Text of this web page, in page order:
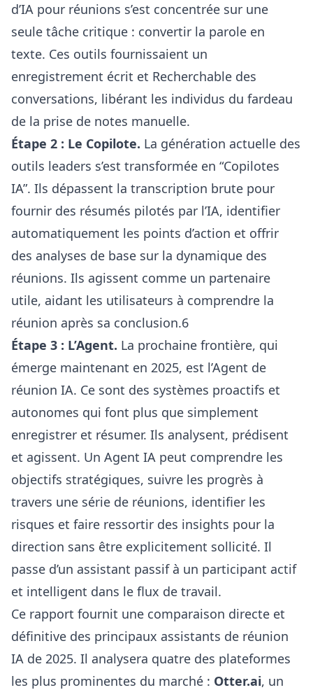
d’IA pour réunions s’est concentrée sur une
seule tâche critique : convertir la parole en
texte. Ces outils fournissaient un
enregistrement écrit et Recherchable des
conversations, libérant les individus du fardeau
de la prise de notes manuelle.
Étape 2 : Le Copilote. La génération actuelle des
outils leaders s’est transformée en “Copilotes
IA”. Ils dépassent la transcription brute pour
fournir des résumés pilotés par l’IA, identifier
automatiquement les points d’action et offrir
des analyses de base sur la dynamique des
réunions. Ils agissent comme un partenaire
utile, aidant les utilisateurs à comprendre la
réunion après sa conclusion.6
Étape 3 : L’Agent. La prochaine frontière, qui
émerge maintenant en 2025, est l’Agent de
réunion IA. Ce sont des systèmes proactifs et
autonomes qui font plus que simplement
enregistrer et résumer. Ils analysent, prédisent
et agissent. Un Agent IA peut comprendre les
objectifs stratégiques, suivre les progrès à
travers une série de réunions, identifier les
risques et faire ressortir des insights pour la
direction sans être explicitement sollicité. Il
passe d’un assistant passif à un participant actif
et intelligent dans le flux de travail.
Ce rapport fournit une comparaison directe et
définitive des principaux assistants de réunion
IA de 2025. Il analysera quatre des plateformes
les plus prominentes du marché : Otter.ai, un